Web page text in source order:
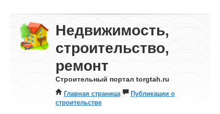
Недвижимость,
строительство,
ремонт
Строительный портал torgtah.ru
Главная страница
Публикации о
строительстве